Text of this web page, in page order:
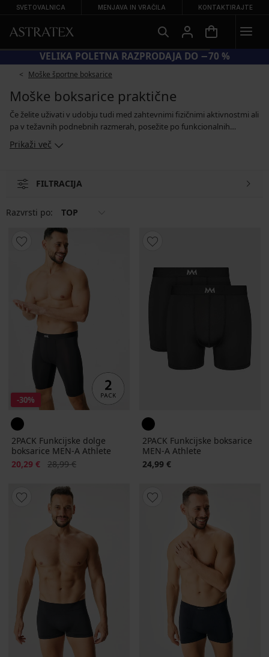
SVETOVALNICA MENJAVA IN VRAČILA KONTAKTIRAJTE
VELIKA POLETNA RAZPRODAJA DO −70 %
Moške športne boksarice
Moške boksarice praktične
Če želite uživati ​​v udobju tudi med zahtevnimi fizičnimi aktivnostmi ali
pa v težavnih podnebnih razmerah, posežite po funkcionalnih
boksaricah. Te so narejene iz materialov, ki vas bodo ogreli, hkrati pa
so lahki in zračni in ko se potite, vas ohranjajo na suhem. V naši
učinkovito zmanjša vonjave kar je značilnost, ki je koristna predvsem
Prikaži več
FILTRACIJA
Razvrsti po: TOP
-30%
2PACK Funkcijske dolge
boksarice MEN-A Athlete
Popust
20,29 € Prvotna cena
28,99 €
2PACK Funkcijske boksarice
MEN-A Athlete
24,99 €